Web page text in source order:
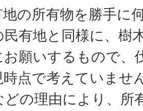
地の所有物を勝手に
有地と同様に、樹
願いするもので、
点で考えていませ
どの理由により、所